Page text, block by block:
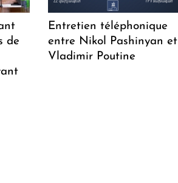
de
Entretien téléphonique
entre Nikol Pashinyan et
Vladimir Poutine